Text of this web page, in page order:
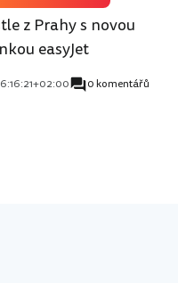
z Prahy s novou
easyJet
0 komentářů